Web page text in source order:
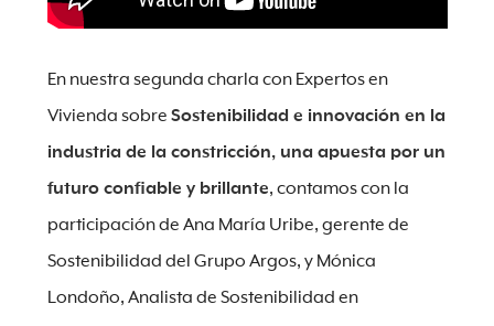
En nuestra segunda charla con Expertos en
Vivienda sobre Sostenibilidad e innovación en la
industria de la constricción, una apuesta por un
futuro confiable y brillante, contamos con la
participación de Ana María Uribe, gerente de
Sostenibilidad del Grupo Argos, y Mónica
Londoño, Analista de Sostenibilidad en